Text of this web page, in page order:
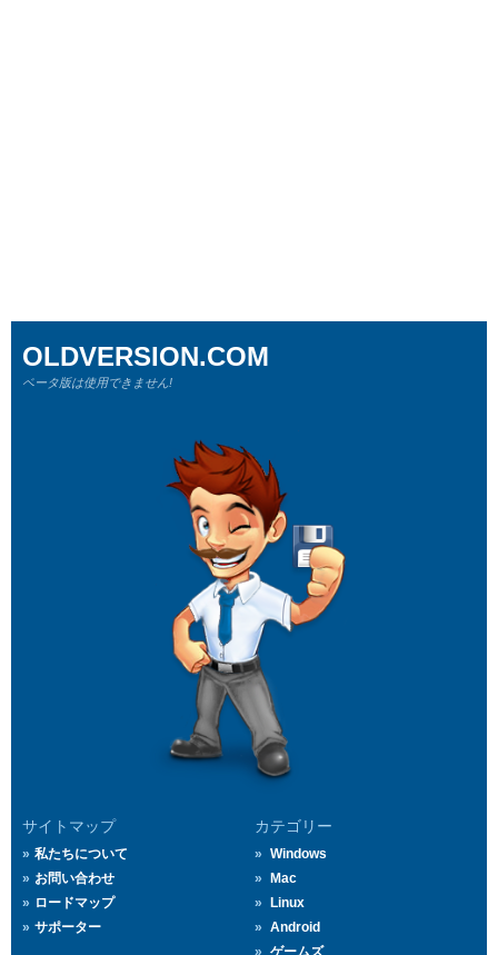
サイトマップ
私たちについて
お問い合わせ
ロードマップ
サポーター
カテゴリー
Windows
Mac
Linux
Android
ゲームズ
OLDVERSION.COM
ベータ版は使用できません!